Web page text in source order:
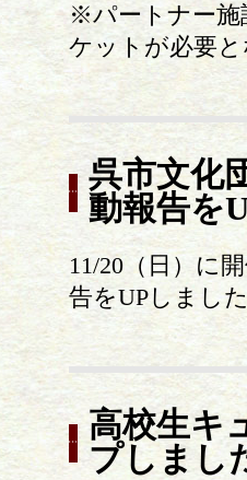
※パートナー施
ケットが必要
呉市文化
動報告を
11/20（日）に
告をUPしまし
高校生キ
プしまし